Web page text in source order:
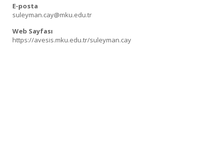
E-posta
suleyman.cay@mku.edu.tr
Web Sayfası
https://avesis.mku.edu.tr/suleyman.cay